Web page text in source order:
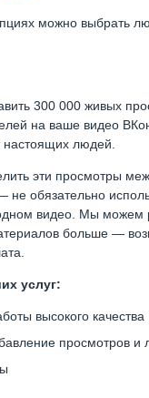
можно выбрать
300 000 живых
на ваше видео
людей.
эти просмотры
обязательно
видео. Мы можем
больше —
услуг:
высокого качества
просмотров и